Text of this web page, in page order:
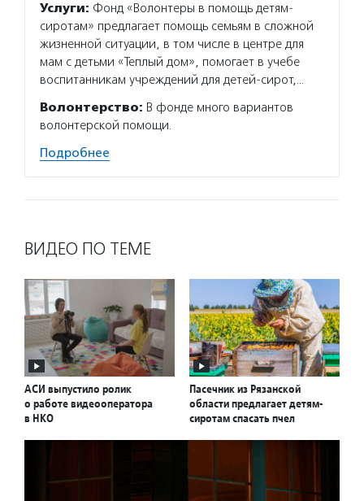
Услуги: Фонд «Волонтеры в помощь детям-
сиротам» предлагает помощь семьям в сложной
жизненной ситуации, в том числе в центре для
мам с детьми «Теплый дом», помогает в учебе
воспитанникам учреждений для детей-сирот,…
Волонтерство: В фонде много вариантов
волонтерской помощи.
Подробнее
ВИДЕО ПО ТЕМЕ
АСИ выпустило ролик
о работе видеооператора
в НКО
Пасечник из Рязанской
области предлагает детям-
сиротам спасать пчел